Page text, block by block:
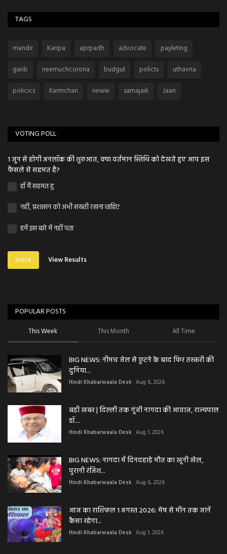
TAGS
mandir Karipa aprpadh advocate
payleting
garib
neemuchcorona budgut policts
uthavna
policics
Karmchari neww samajaik Jaan
VOTING POLL
1 जून से होगी अनलॉक की शुरुआत, क्या वर्तमान स्तिथि को देखते हुए आप इस
फैसले से सहमत है?
हाँ मैं सहमत हु
नहीं, प्रशासन को अभी सख्ती रखना चाहिए
हमें इस बारे में नहीं पता
Vote View Results
POPULAR POSTS
This Week This Month All Time
BIG NEWS: नीमच जेल से छूटने के बाद फिर तस्करी की
दुनिया...
Hindi Khabarwaala Desk Aug 6, 2026
बड़ी खबर | दिल्ली तक गूंजी नागदा की आवाज़, राज्यपाल
डॉ....
Hindi Khabarwaala Desk Aug 1, 2026
BIG NEWS: नागदा में दिनदहाड़े मौत का खूनी खेल,
पुरानी रंजिश...
Hindi Khabarwaala Desk Aug 6, 2026
आज का राशिफल 1 अगस्त 2026: मेष से मीन तक जानें
कैसा रहेगा...
Hindi Khabarwaala Desk Aug 1, 2026